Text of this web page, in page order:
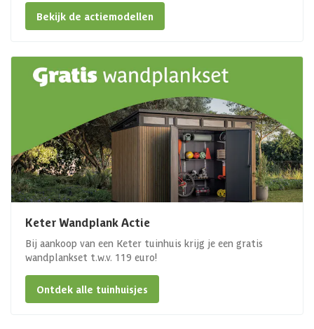
Bekijk de actiemodellen
Keter Wandplank Actie
Bij aankoop van een Keter tuinhuis krijg je een gratis
wandplankset t.w.v. 119 euro!
Ontdek alle tuinhuisjes